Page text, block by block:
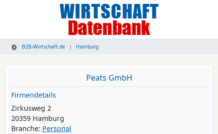
B2B-Wirtschaft.de Hamburg
Peats GmbH
Firmendetails
Zirkusweg 2
20359 Hamburg
Branche: Personal